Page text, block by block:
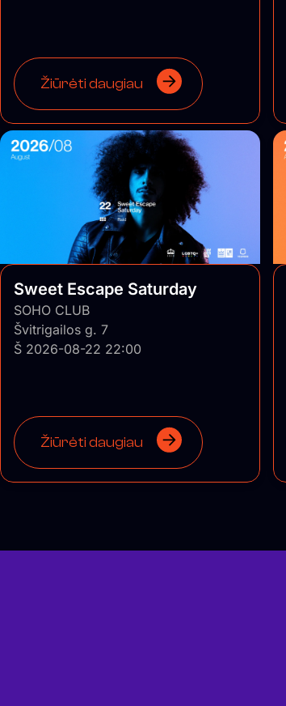
Žiūrėti daugiau
Sweet Escape Saturday
SOHO CLUB
Švitrigailos g. 7
Š 2026-08-22 22:00
Žiūrėti daugiau